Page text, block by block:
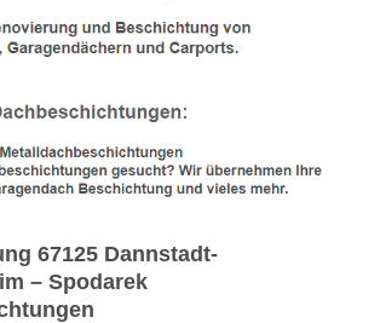
67125 Dannstadt-
– Spodarek